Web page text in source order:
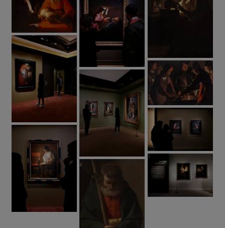
En donnant visage et dignité aux
marginales et populaires
— musiciens aveugles,
vieillards, paysans —, l’artiste élève l’ordinaire au
rang du sacré (Femme à la puce Nouveau-Né).
Peintre du peuple plus que de la cour, Georges
De La Tour sublime la solitude de ses sujets et
transcende latrivialité du monde par son
utilisation remarquable de la lumière.
Pourquoi visiter
l'exposition ?
Un événement unique : la